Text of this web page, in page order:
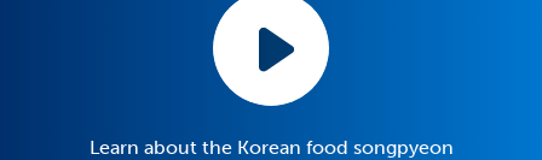
Learn about the Korean food songpyeon